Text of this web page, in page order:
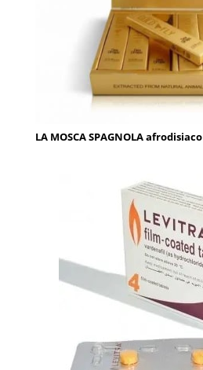
LA MOSCA SPAGNOLA afrodisiaco